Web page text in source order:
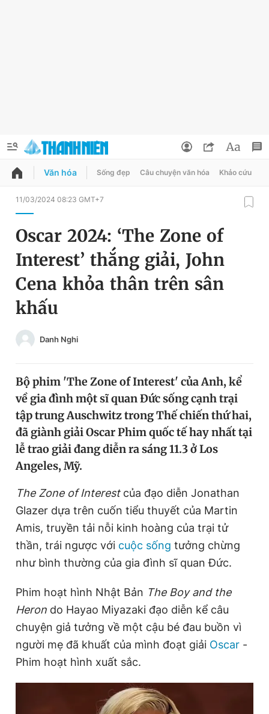
QUẢNG CÁO
Chuyên mục
Chuyên mục khác
Chào ngày mới
Tin thị trường
Video Magazine
Sản phẩm khác
Tiện ích Bạn cần biết
Thông tin tòa soạn Liên hệ quảng cáo
Theo dõi báo trên
Liên hệ quảng cáo
0908 780 404
Đổi mật khẩu
Tin đã lưu
Tin đã xem
Văn hóa Sống đẹp Câu chuyện văn hóa Khảo cứu
11/03/2024 08:23 GMT+7
Oscar 2024: ‘The Zone of
Interest’ thắng giải, John
Cena khỏa thân trên sân
khấu
Danh Nghi
Bộ phim 'The Zone of Interest' của Anh, kể
về gia đình một sĩ quan Đức sống cạnh trại
tập trung Auschwitz trong Thế chiến thứ hai,
đã giành giải Oscar Phim quốc tế hay nhất tại
lễ trao giải đang diễn ra sáng 11.3 ở Los
Angeles, Mỹ.
The Zone of Interest của đạo diễn Jonathan
Glazer dựa trên cuốn tiểu thuyết của Martin
Amis, truyền tải nỗi kinh hoàng của trại tử
thần, trái ngược với cuộc sống tưởng chừng
như bình thường của gia đình sĩ quan Đức.
Phim hoạt hình Nhật Bản The Boy and the
Heron do Hayao Miyazaki đạo diễn kể câu
chuyện giả tưởng về một cậu bé đau buồn vì
người mẹ đã khuất của mình đoạt giải Oscar -
Phim hoạt hình xuất sắc.